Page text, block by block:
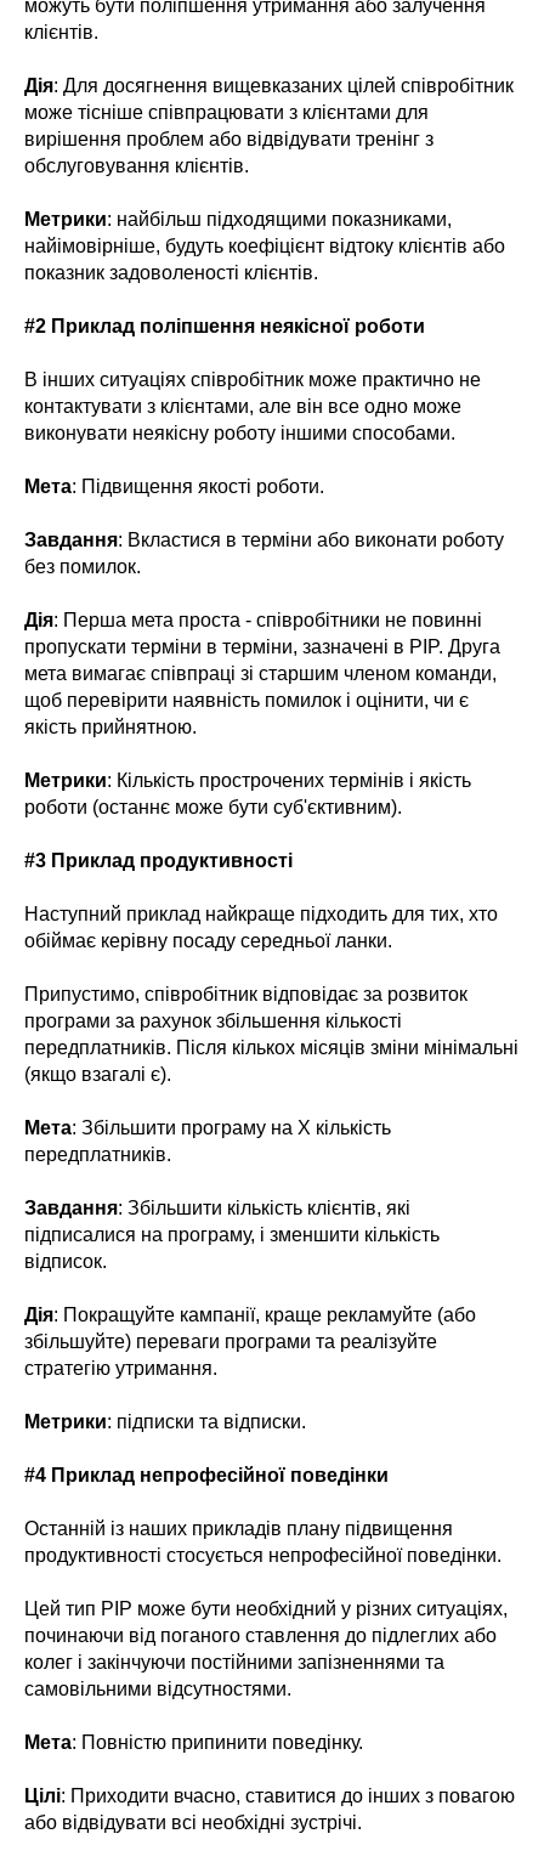
можуть бути поліпшення утримання або залучення
клієнтів.
Дія: Для досягнення вищевказаних цілей співробітник
може тісніше співпрацювати з клієнтами для
вирішення проблем або відвідувати тренінг з
обслуговування клієнтів.
Метрики: найбільш підходящими показниками,
найімовірніше, будуть коефіцієнт відтоку клієнтів або
показник задоволеності клієнтів.
#2 Приклад поліпшення неякісної роботи
В інших ситуаціях співробітник може практично не
контактувати з клієнтами, але він все одно може
виконувати неякісну роботу іншими способами.
Мета: Підвищення якості роботи.
Завдання: Вкластися в терміни або виконати роботу
без помилок.
Дія: Перша мета проста - співробітники не повинні
пропускати терміни в терміни, зазначені в PIP. Друга
мета вимагає співпраці зі старшим членом команди,
щоб перевірити наявність помилок і оцінити, чи є
якість прийнятною.
Метрики: Кількість прострочених термінів і якість
роботи (останнє може бути суб'єктивним).
#3 Приклад продуктивності
Наступний приклад найкраще підходить для тих, хто
обіймає керівну посаду середньої ланки.
Припустимо, співробітник відповідає за розвиток
програми за рахунок збільшення кількості
передплатників. Після кількох місяців зміни мінімальні
(якщо взагалі є).
Мета: Збільшити програму на Х кількість
передплатників.
Завдання: Збільшити кількість клієнтів, які
підписалися на програму, і зменшити кількість
відписок.
Дія: Покращуйте кампанії, краще рекламуйте (або
збільшуйте) переваги програми та реалізуйте
стратегію утримання.
Метрики: підписки та відписки.
#4 Приклад непрофесійної поведінки
Останній із наших прикладів плану підвищення
продуктивності стосується непрофесійної поведінки.
Цей тип PIP може бути необхідний у різних ситуаціях,
починаючи від поганого ставлення до підлеглих або
колег і закінчуючи постійними запізненнями та
самовільними відсутностями.
Мета: Повністю припинити поведінку.
Цілі: Приходити вчасно, ставитися до інших з повагою
або відвідувати всі необхідні зустрічі.